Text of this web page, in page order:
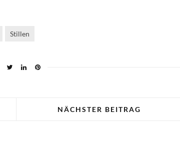
Stillen
NÄCHSTER BEITRAG